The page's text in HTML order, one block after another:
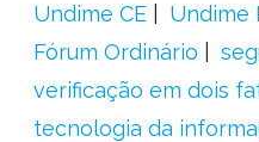
Undime CE
Undime
Fórum Ordinário
verificação em dois
tecnologia da